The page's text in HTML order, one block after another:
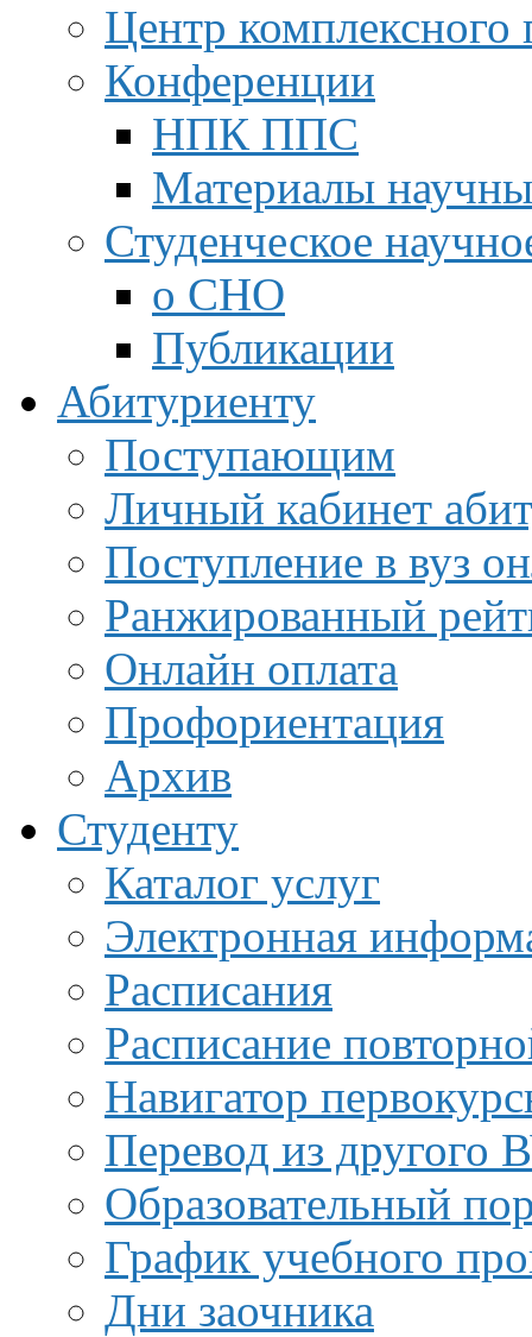
Центр
Конференции
НПК ППС
Материалы
Студенческое
о СНО
Публикации
Абитуриенту
Поступающим
Личный кабинет
Поступление в вуз
Ранжированный
Онлайн оплата
Профориентация
Архив
Студенту
Каталог услуг
Электронная
Расписания
Расписание
Навигатор
Перевод из другого
Образовательный
График учебного
Дни заочника